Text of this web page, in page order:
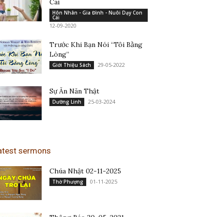
Cái
Hôn Nhân - Gia Đình - Nuôi Dạy Con
Cái
12-09-2020
Trước Khi Bạn Nói “Tôi Bằng
Lòng”
Giới Thiệu Sách 29-05-2022
Sự Ăn Năn Thật
Dưỡng Linh 25-03-2024
sermons
Chúa Nhật 02-11-2025
Thờ Phượng 01-11-2025